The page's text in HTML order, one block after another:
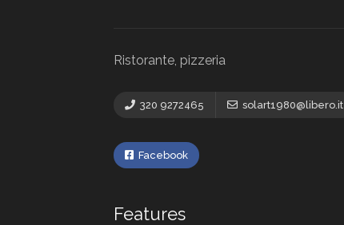
Ristorante, pizzeria
320 9272465 solart1980@libero.it
Facebook
Features